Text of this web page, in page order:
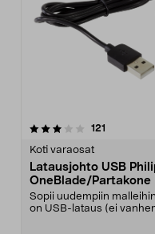
121
Koti varaosat
Latausjohto USB
OneBlade/Partakone
Sopii uudempiin
on USB-lataus (ei
4.5 viidestä